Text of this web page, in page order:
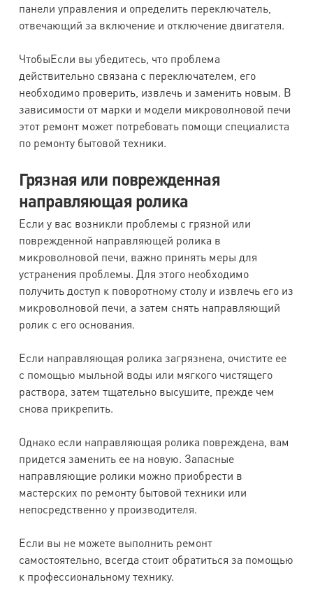
панели управления и определить переключатель,
отвечающий за включение и отключение двигателя.
ЧтобыЕсли вы убедитесь, что проблема
действительно связана с переключателем, его
необходимо проверить, извлечь и заменить новым. В
зависимости от марки и модели микроволновой печи
этот ремонт может потребовать помощи специалиста
по ремонту бытовой техники.
Грязная или поврежденная
направляющая ролика
Если у вас возникли проблемы с грязной или
поврежденной направляющей ролика в
микроволновой печи, важно принять меры для
устранения проблемы. Для этого необходимо
получить доступ к поворотному столу и извлечь его из
микроволновой печи, а затем снять направляющий
ролик с его основания.
Если направляющая ролика загрязнена, очистите ее
с помощью мыльной воды или мягкого чистящего
раствора, затем тщательно высушите, прежде чем
снова прикрепить.
Однако если направляющая ролика повреждена, вам
придется заменить ее на новую. Запасные
направляющие ролики можно приобрести в
мастерских по ремонту бытовой техники или
непосредственно у производителя.
Если вы не можете выполнить ремонт
самостоятельно, всегда стоит обратиться за помощью
к профессиональному технику.